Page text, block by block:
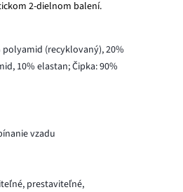
2-dielnom balení.
(recyklovaný), 20%
10% elastan; Čipka: 90%
vzadu
prestaviteľné,